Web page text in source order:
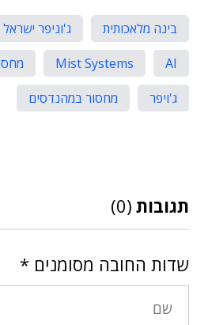
בינה מלאכותית ג'וניפר ישראל
AI
Mist Systems
ג'ויפר
מחסור במהנדסים
תגובות (0)
שדות החובה מסומנים *